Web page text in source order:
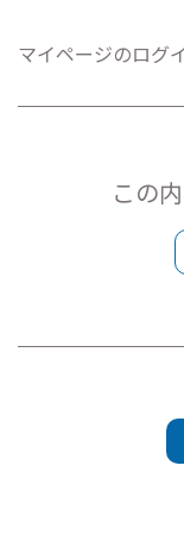
マイページのログ
この